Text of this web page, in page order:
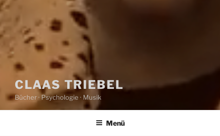
CLAAS TRIEBEL
Bücher · Psychologie · Musik
Menü